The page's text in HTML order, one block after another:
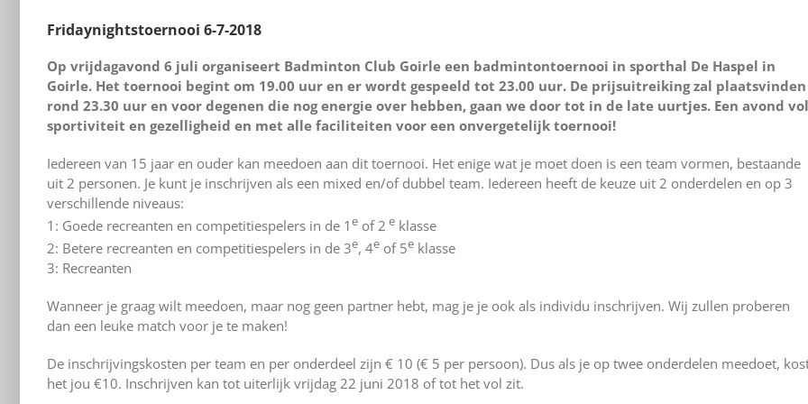
Fridaynightstoernooi 6-7-2018
Op vrijdagavond 6 juli organiseert Badminton Club Goirle een badmintontoernooi in sporthal De Haspel in
Goirle. Het toernooi begint om 19.00 uur en er wordt gespeeld tot 23.00 uur. De prijsuitreiking zal plaatsvinden
rond 23.30 uur en voor degenen die nog energie over hebben, gaan we door tot in de late uurtjes. Een avond vol
sportiviteit en gezelligheid en met alle faciliteiten voor een onvergetelijk toernooi!
Iedereen van 15 jaar en ouder kan meedoen aan dit toernooi. Het enige wat je moet doen is een team vormen, bestaande
uit 2 personen. Je kunt je inschrijven als een mixed en/of dubbel team. Iedereen heeft de keuze uit 2 onderdelen en op 3
verschillende niveaus:
1: Goede recreanten en competitiespelers in de 1e of 2 e klasse
2: Betere recreanten en competitiespelers in de 3e, 4e of 5e klasse
3: Recreanten
Wanneer je graag wilt meedoen, maar nog geen partner hebt, mag je je ook als individu inschrijven. Wij zullen proberen
dan een leuke match voor je te maken!
De inschrijvingskosten per team en per onderdeel zijn € 10 (€ 5 per persoon). Dus als je op twee onderdelen meedoet,
het jou €10. Inschrijven kan tot uiterlijk vrijdag 22 juni 2018 of tot het vol zit.